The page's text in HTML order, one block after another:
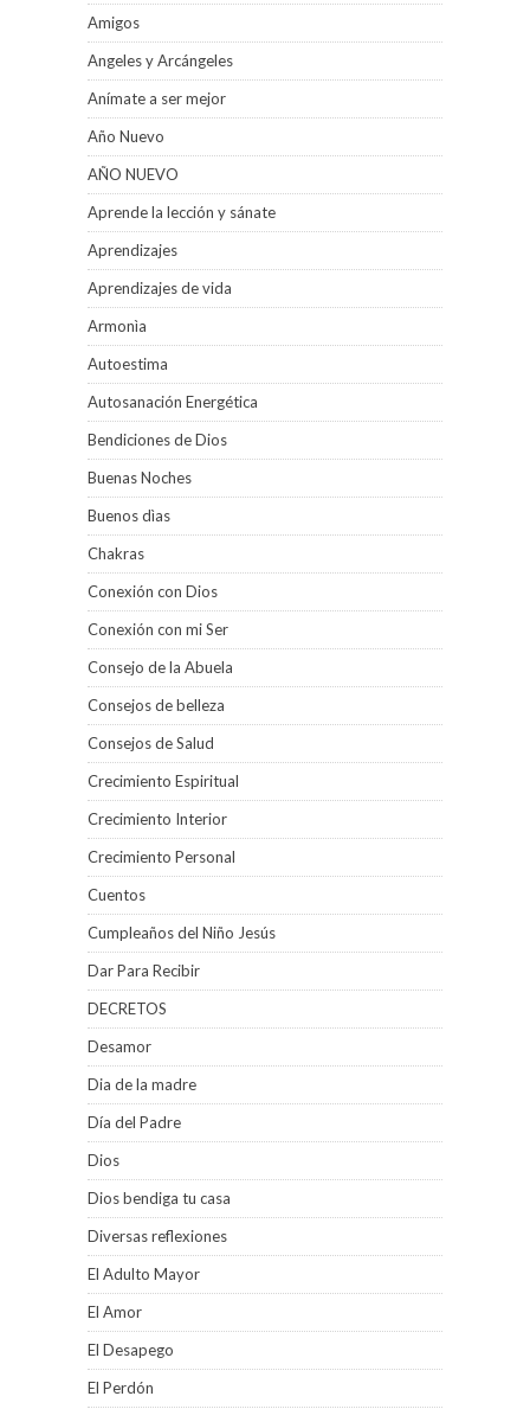
Amigos
Angeles y Arcángeles
Anímate a ser mejor
Año Nuevo
AÑO NUEVO
Aprende la lección y sánate
Aprendizajes
Aprendizajes de vida
Armonìa
Autoestima
Autosanación Energética
Bendiciones de Dios
Buenas Noches
Buenos dìas
Chakras
Conexión con Dios
Conexión con mi Ser
Consejo de la Abuela
Consejos de belleza
Consejos de Salud
Crecimiento Espiritual
Crecimiento Interior
Crecimiento Personal
Cuentos
Cumpleaños del Niño Jesús
Dar Para Recibir
DECRETOS
Desamor
Dia de la madre
Día del Padre
Dios
Dios bendiga tu casa
Diversas reflexiones
El Adulto Mayor
El Amor
El Desapego
El Perdón